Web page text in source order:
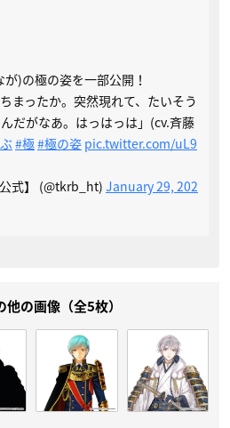
)の極の姿を一部公開！
まったか。突然現れて、たいそう
だがなあ。はっはっは」(cv.斉藤
#極#極の姿 pic.twitter.com/uL9
式】 (@tkrb_ht) January 29, 202
他の画像（全5枚）